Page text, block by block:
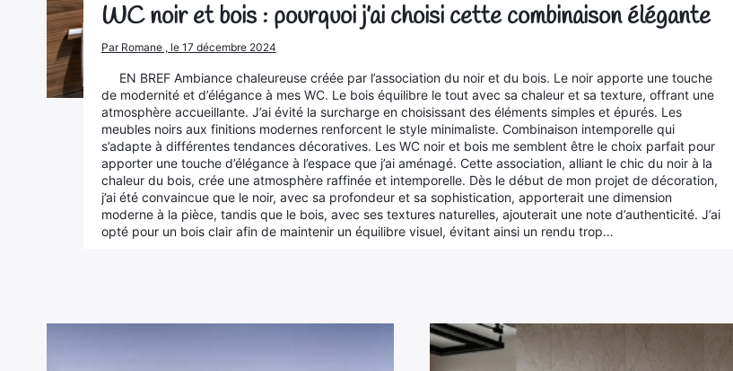
WC noir et bois : pourquoi j’ai choisi cette combinaison élégante
Par Romane , le 17 décembre 2024
EN BREF Ambiance chaleureuse créée par l’association du noir et du bois. Le noir apporte une touche
de modernité et d’élégance à mes WC. Le bois équilibre le tout avec sa chaleur et sa texture, offrant une
atmosphère accueillante. J’ai évité la surcharge en choisissant des éléments simples et épurés. Les
meubles noirs aux finitions modernes renforcent le style minimaliste. Combinaison intemporelle qui
s’adapte à différentes tendances décoratives. Les WC noir et bois me semblent être le choix parfait pour
apporter une touche d’élégance à l’espace que j’ai aménagé. Cette association, alliant le chic du noir à la
chaleur du bois, crée une atmosphère raffinée et intemporelle. Dès le début de mon projet de décoration,
j’ai été convaincue que le noir, avec sa profondeur et sa sophistication, apporterait une dimension
moderne à la pièce, tandis que le bois, avec ses textures naturelles, ajouterait une note d’authenticité. J’ai
opté pour un bois clair afin de maintenir un équilibre visuel, évitant ainsi un rendu trop…